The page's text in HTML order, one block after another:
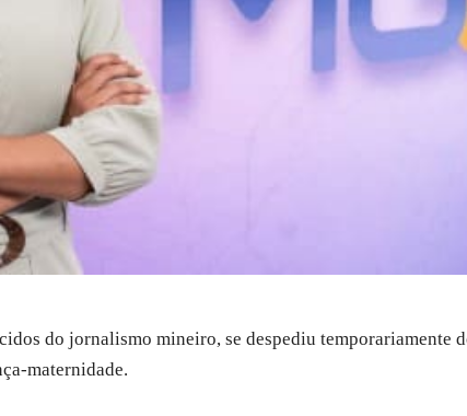
do jornalismo mineiro, se despediu temporariamente
maternidade.